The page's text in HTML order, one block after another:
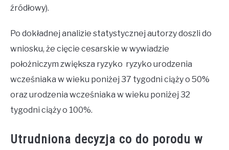
źródłowy).
Po dokładnej analizie statystycznej autorzy doszli do
wniosku, że cięcie cesarskie w wywiadzie
położniczym zwiększa ryzyko ryzyko urodzenia
wcześniaka w wieku poniżej 37 tygodni ciąży o 50%
oraz urodzenia wcześniaka w wieku poniżej 32
tygodni ciąży o 100%.
Utrudniona decyzja co do porodu w